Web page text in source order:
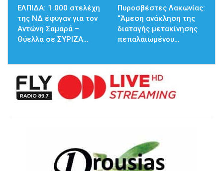
ΕΛΠΙΔΑ: 1.000 στελέχη
της ΝΔ έφυγαν για τον
Αντώνη Σαμαρά –
Θύελλα σε ΣΥΡΙΖΑ…
Πυροσβέστες Λακωνίας:
“Άμεση ανάκληση της
διαταγής μετακίνησης
πεπαλαιωμένου…